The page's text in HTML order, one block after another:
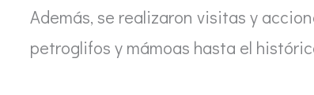
Además, se realizaron visitas y
petroglifos y mámoas hasta el